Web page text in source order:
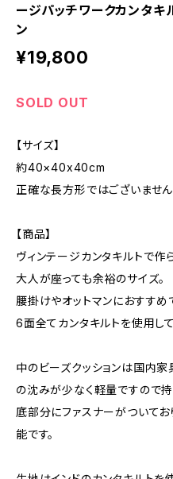
ージパッチワークカンタ
ン
¥19,800
SOLD OUT
【サイズ】
約40×40x40cm
正確な長方形ではございませ
【商品】
ヴィンテージカンタキルトで作
大人が座っても余裕のサイズ。
腰掛けやオットマンにおすすめ
6面全てカンタキルトを使用して
中のビーズクッションは国内家
の沈みが少なく軽量ですので持
底部分にファスナーがついて
能です。